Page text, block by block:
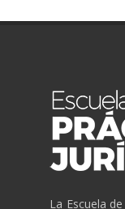
La Escuela